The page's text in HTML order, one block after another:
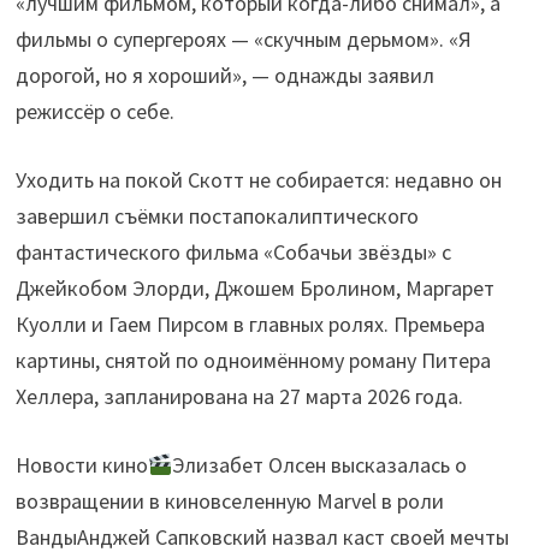
фильмы о супергероях — «скучным дерьмом». «Я
дорогой, но я хороший», — однажды заявил
режиссёр о себе.
Уходить на покой Скотт не собирается: недавно он
завершил съёмки постапокалиптического
фантастического фильма «Собачьи звёзды» с
Джейкобом Элорди, Джошем Бролином, Маргарет
Куолли и Гаем Пирсом в главных ролях. Премьера
картины, снятой по одноимённому роману Питера
Хеллера, запланирована на 27 марта 2026 года.
Новости кино
Элизабет Олсен высказалась о
возвращении в киновселенную Marvel в роли
ВандыАнджей Сапковский назвал каст своей мечты